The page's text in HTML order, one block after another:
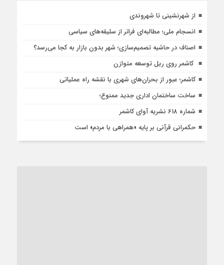
از شهرنشینی تا شهروندی
انسجام ملی؛ مطالبه‌ای فراتر از سلیقه‌های سیاسی
اصناف در حاشیه تصمیم‌سازی؛ شهر بدون بازار به کجا می‌رسد؟
کاشمر روی ریل توسعه متوازن
کاشمر؛ عبور از بحران‌های شهری با نقشه راه عملیاتی
ساخت ساختمان اداری جدید ممنوع؛
شماره 618 نشریه آوای کاشمر
حکمرانی قرآنی بر پایه «همراهی با مردم» است